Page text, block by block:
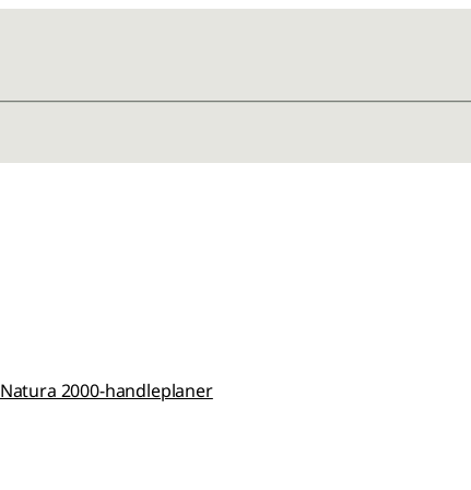
Natura 2000-handleplaner